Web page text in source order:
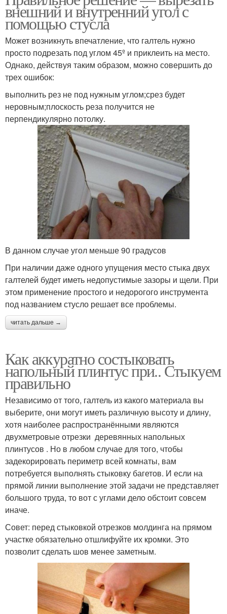
внешний и внутренний угол с
помощью стусла
Может возникнуть впечатление, что галтель нужно
просто подрезать под углом 45º и приклеить на место.
Однако, действуя таким образом, можно совершить до
трех ошибок:
выполнить рез не под нужным углом;срез будет
неровным;плоскость реза получится не
перпендикулярно потолку.
В данном случае угол меньше 90 градусов
При наличии даже одного упущения место стыка двух
галтелей будет иметь недопустимые зазоры и щели. При
этом применение простого и недорогого инструмента
под названием стусло решает все проблемы.
читать дальше →
Как аккуратно состыковать
напольный плинтус при.. Стыкуем
правильно
Независимо от того, галтель из какого материала вы
выберите, они могут иметь различную высоту и длину,
хотя наиболее распространёнными являются
двухметровые отрезки деревянных напольных
плинтусов . Но в любом случае для того, чтобы
задекорировать периметр всей комнаты, вам
потребуется выполнять стыковку багетов. И если на
прямой линии выполнение этой задачи не представляет
большого труда, то вот с углами дело обстоит совсем
иначе.
Совет: перед стыковкой отрезков молдинга на прямом
участке обязательно отшлифуйте их кромки. Это
позволит сделать шов менее заметным.